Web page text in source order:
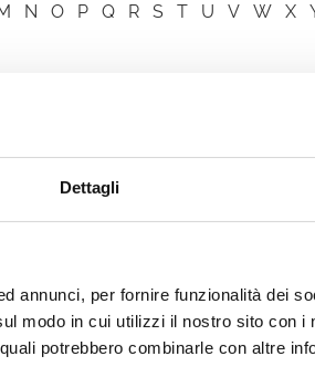
Dettagli
annunci, per fornire funzionalità dei
modo in cui utilizzi il nostro sito con i
potrebbero combinarle con altre
N O P Q R S T U V W X